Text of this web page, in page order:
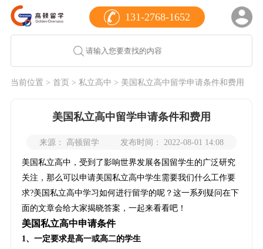
131-2768-1652
当前位置 > 首页 > 私立高中 > 美国私立高中留学申请条件和费用
美国私立高中留学申请条件和费用
来源： 高顿留学 发布时间： 2022-08-01 14:08
美国私立高中，受到了影响世界发展各国留学生的广泛研究
关注，那么可以申请美国私立高中学生需要我们什么工作要
求?美国私立高中学习如何进行留学的呢？这一系列疑问在下
面的文章会给大家揭晓答案，一起来看看吧！
美国私立高中申请条件
1、一定要求是高一或高二的学生